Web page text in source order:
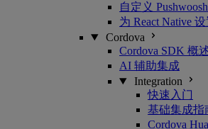
自定义
为 React Native
Cordova
Cordova SDK 概
AI 辅助集成
Integration
快速入门
基础集成指
Cordova